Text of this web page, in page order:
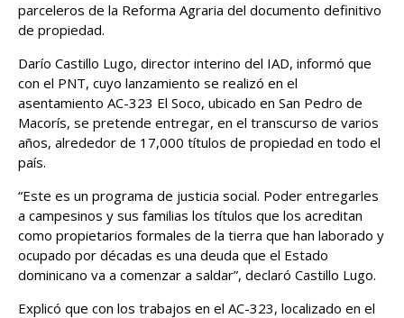
parceleros de la Reforma Agraria del documento definitivo
de propiedad.
Darío Castillo Lugo, director interino del IAD, informó que
con el PNT, cuyo lanzamiento se realizó en el
asentamiento AC-323 El Soco, ubicado en San Pedro de
Macorís, se pretende entregar, en el transcurso de varios
años, alrededor de 17,000 títulos de propiedad en todo el
país.
“Este es un programa de justicia social. Poder entregarles
a campesinos y sus familias los títulos que los acreditan
como propietarios formales de la tierra que han laborado y
ocupado por décadas es una deuda que el Estado
dominicano va a comenzar a saldar”, declaró Castillo Lugo.
Explicó que con los trabajos en el AC-323, localizado en el